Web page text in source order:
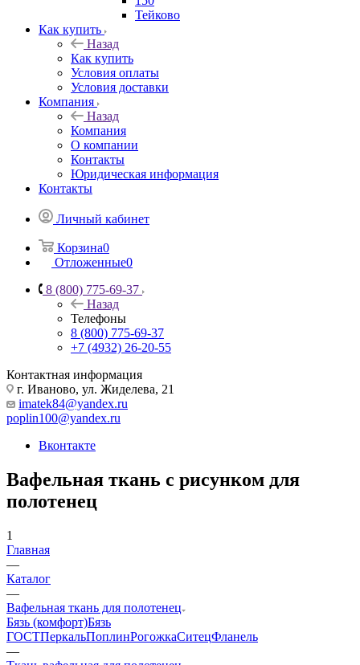
Тейково
Как купить
Назад
Как купить
Условия оплаты
Условия доставки
Компания
Назад
Компания
О компании
Контакты
Юридическая информация
Контакты
Личный кабинет
Корзина0
Отложенные0
8 (800) 775-69-37
Назад
Телефоны
8 (800) 775-69-37
+7 (4932) 26-20-55
Контактная информация
г. Иваново, ул. Жиделева, 21
imatek84@yandex.ru
poplin100@yandex.ru
Вконтакте
Вафельная ткань с рисунком для
полотенец
1
Главная
—
Каталог
—
Вафельная ткань для полотенец
Бязь (комфорт)Бязь
ГОСТПеркальПоплинРогожкаСитецФланель
—